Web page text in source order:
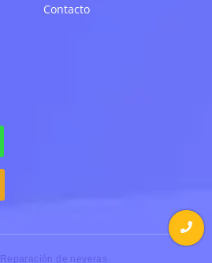
Contacto
Reparación de neveras